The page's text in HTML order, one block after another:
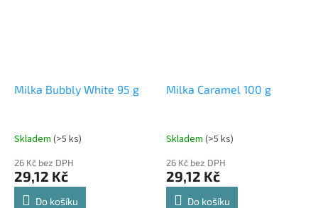
Milka Bubbly White 95 g
Skladem (>5 ks)
26 Kč bez DPH
29,12 Kč
Do košíku
Milka Caramel 100 g
Skladem (>5 ks)
26 Kč bez DPH
29,12 Kč
Do košíku